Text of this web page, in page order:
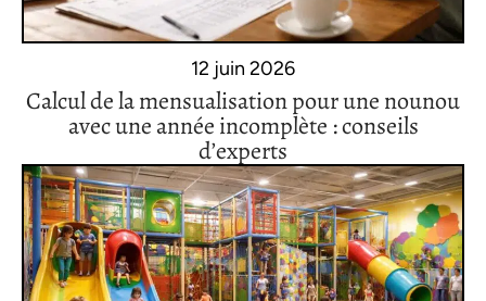
12 juin 2026
Calcul de la mensualisation pour une nounou
avec une année incomplète : conseils
d’experts